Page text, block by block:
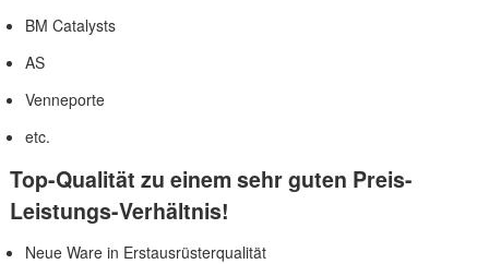
BM Catalysts
AS
Venneporte
etc.
Top-Qualität zu einem sehr guten Preis-
Leistungs-Verhältnis!
Neue Ware in Erstausrüsterqualität